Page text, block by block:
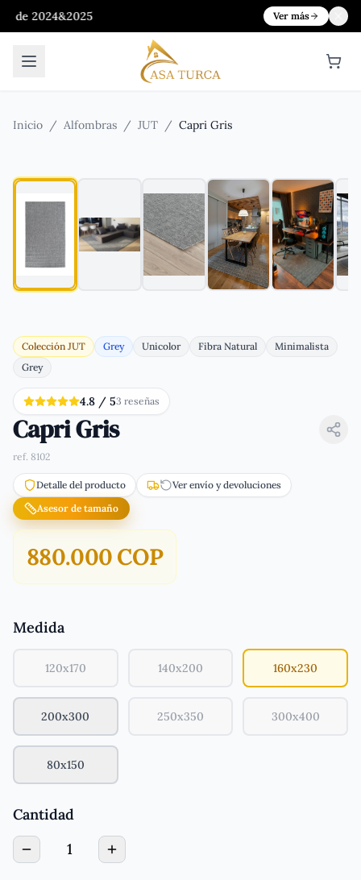
Ver más
Inicio / Alfombras / JUT / Capri Gris
Colección JUT Grey Unicolor Fibra Natural
Minimalista
Grey
Capri Gris
4.8 / 53 reseñas
ref. 8102
Detalle del producto
Ver envío y devoluciones
Asesor de tamaño
880.000 COP
Medida
120x170 140x200 160x230
200x300 250x350 300x400
80x150
Cantidad
1